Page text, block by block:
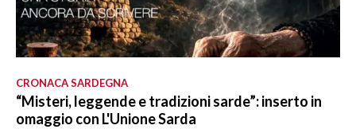
CRONACA SARDEGNA
“Misteri, leggende e tradizioni sarde”: inserto in
omaggio con L'Unione Sarda